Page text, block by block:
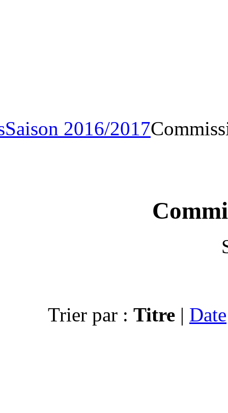
ArchivesSaison 2016/
Trier par :